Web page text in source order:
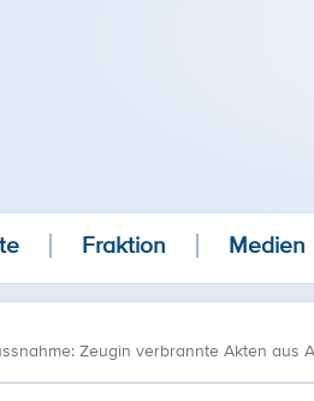
Fraktion Medien
Zeugin verbrannte Akten aus